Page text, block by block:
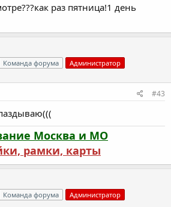
раз пятница!1 день
Команда форума Администратор
#43
Москва и МО
рамки, карты
Команда форума Администратор